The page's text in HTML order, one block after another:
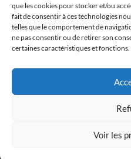
que les cookies pour stocker et/ou
fait de consentir à ces technologies
telles que le comportement de
ne pas consentir ou de retirer son
certaines caractéristiques et fonctions.
Voir les
Studio
34340
Email[à]